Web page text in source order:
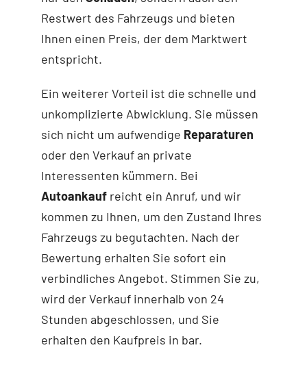
Restwert des Fahrzeugs und bieten
Ihnen einen Preis, der dem Marktwert
entspricht.
Ein weiterer Vorteil ist die schnelle und
unkomplizierte Abwicklung. Sie müssen
sich nicht um aufwendige Reparaturen
oder den Verkauf an private
Interessenten kümmern. Bei
Autoankauf reicht ein Anruf, und wir
kommen zu Ihnen, um den Zustand Ihres
Fahrzeugs zu begutachten. Nach der
Bewertung erhalten Sie sofort ein
verbindliches Angebot. Stimmen Sie zu,
wird der Verkauf innerhalb von 24
Stunden abgeschlossen, und Sie
erhalten den Kaufpreis in bar.